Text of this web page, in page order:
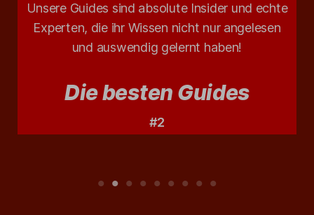
Unsere Guides sind absolute Insider und echte
Experten, die ihr Wissen nicht nur angelesen
und auswendig gelernt haben!
Die besten Guides
#2